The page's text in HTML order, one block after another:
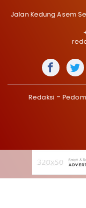
Jalan Kedung Asem
Redaksi